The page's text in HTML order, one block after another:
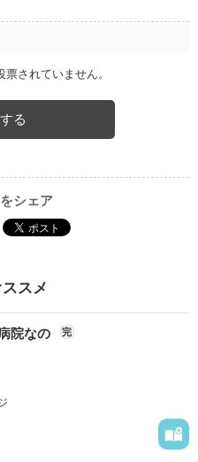
されていません。
る
シェア
スメ
院なの 完